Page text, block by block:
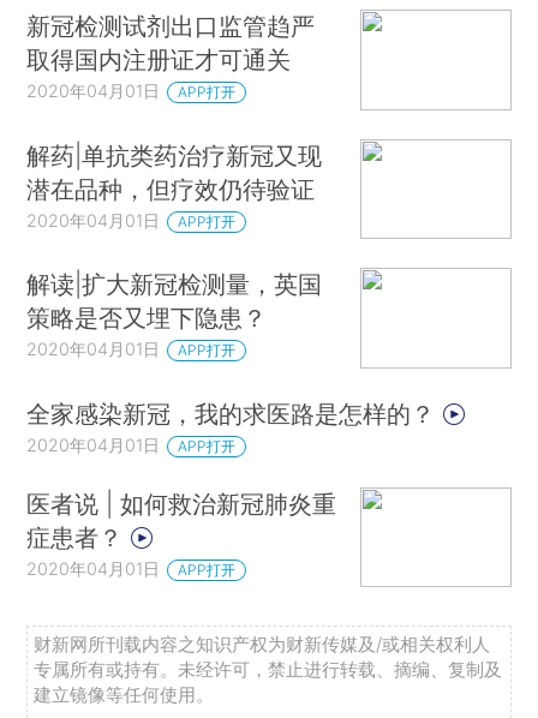
新冠检测试剂出口监管趋严
取得国内注册证才可通关
2020年04月01日 APP打开
解药|单抗类药治疗新冠又现
潜在品种，但疗效仍待验证
2020年04月01日 APP打开
解读|扩大新冠检测量，英国
策略是否又埋下隐患？
2020年04月01日 APP打开
全家感染新冠，我的求医路是怎样的？
2020年04月01日 APP打开
医者说 | 如何救治新冠肺炎重
症患者？
2020年04月01日 APP打开
财新网所刊载内容之知识产权为财新传媒及/或相关权利人
专属所有或持有。未经许可，禁止进行转载、摘编、复制及
建立镜像等任何使用。